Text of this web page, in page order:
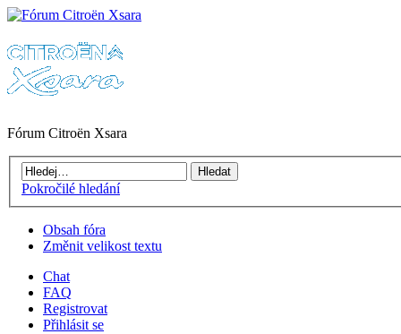
Fórum Citroën Xsara
Pokročilé hledání
Obsah fóra
Změnit velikost textu
Chat
FAQ
Registrovat
Přihlásit se